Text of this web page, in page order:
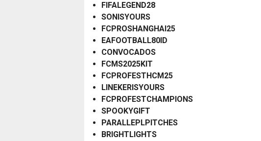
FIFALEGEND28
SONISYOURS
FCPROSHANGHAI25
EAFOOTBALL80ID
CONVOCADOS
FCMS2025KIT
FCPROFESTHCM25
LINEKERISYOURS
FCPROFESTCHAMPIONS
SPOOKYGIFT
PARALLEPLPITCHES
BRIGHTLIGHTS